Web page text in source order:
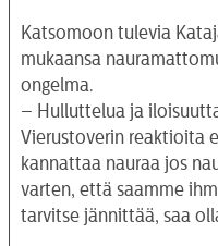
Katsomoon tulevia
mukaansa
ongelma.
– Hulluttelua ja
Vierustoverin reaktioita
kannattaa nauraa jos
varten, että saamme
tarvitse jännittää, saa